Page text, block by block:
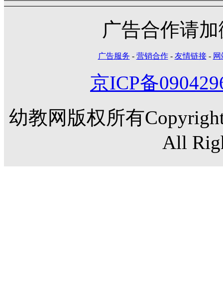
广告合作请加
广告服务 - 营销合作- 友情链接-
京ICP备
幼教网版权所有
All